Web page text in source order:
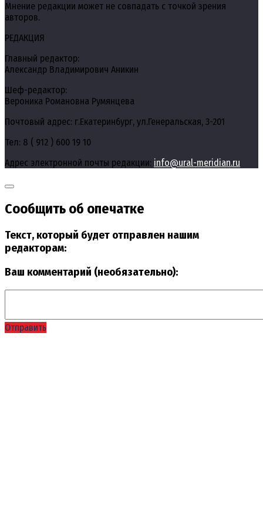
Мнение редакции может не совпадать с точкой зрения
авторов.
РЕДАКЦИЯ
Главный редактор:
Александр Владимирович Аникин
Шеф-редактор:
Вероника Романовна Румянцева
Почтовый адрес: г.Екатеринбург, ул.Генеральская, 3-201
Тел: 8 ( 912 ) 600 19 10
Адрес электронной почты редакции: info@ural-meridian.ru
Сообщить об опечатке
Текст, который будет отправлен нашим
редакторам:
Ваш комментарий (необязательно):
Отправить